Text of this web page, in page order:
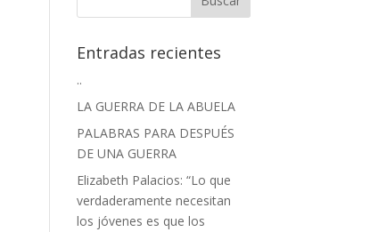
Entradas recientes
..
LA GUERRA DE LA ABUELA
PALABRAS PARA DESPUÉS
DE UNA GUERRA
Elizabeth Palacios: “Lo que
verdaderamente necesitan
los jóvenes es que los